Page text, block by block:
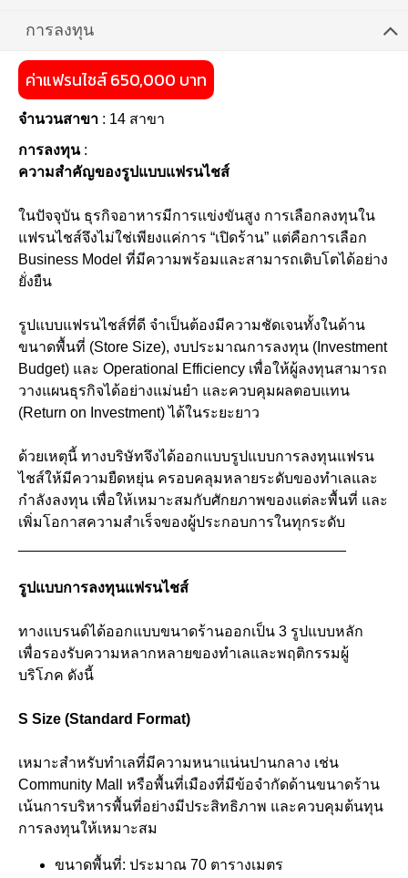
การลงทุน
ค่าแฟรนไชส์ 650,000 บาท
จำนวนสาขา : 14 สาขา
การลงทุน:
ความสำคัญของรูปแบบแฟรนไชส์
ในปัจจุบัน ธุรกิจอาหารมีการแข่งขันสูง การเลือกลงทุนใน
แฟรนไชส์จึงไม่ใช่เพียงแค่การ “เปิดร้าน” แต่คือการเลือก
Business Model ที่มีความพร้อมและสามารถเติบโตได้อย่าง
ยั่งยืน
รูปแบบแฟรนไชส์ที่ดี จำเป็นต้องมีความชัดเจนทั้งในด้าน
ขนาดพื้นที่ (Store Size), งบประมาณการลงทุน (Investment
Budget) และ Operational Efficiency เพื่อให้ผู้ลงทุนสามารถ
วางแผนธุรกิจได้อย่างแม่นยำ และควบคุมผลตอบแทน
(Return on Investment) ได้ในระยะยาว
ด้วยเหตุนี้ ทางบริษัทจึงได้ออกแบบรูปแบบการลงทุนแฟรน
ไชส์ให้มีความยืดหยุ่น ครอบคลุมหลายระดับของทำเลและ
กำลังลงทุน เพื่อให้เหมาะสมกับศักยภาพของแต่ละพื้นที่ และ
เพิ่มโอกาสความสำเร็จของผู้ประกอบการในทุกระดับ
รูปแบบการลงทุนแฟรนไชส์
ทางแบรนด์ได้ออกแบบขนาดร้านออกเป็น 3 รูปแบบหลัก
เพื่อรองรับความหลากหลายของทำเลและพฤติกรรมผู้
บริโภค ดังนี้
S Size (Standard Format)
เหมาะสำหรับทำเลที่มีความหนาแน่นปานกลาง เช่น
Community Mall หรือพื้นที่เมืองที่มีข้อจำกัดด้านขนาดร้าน
เน้นการบริหารพื้นที่อย่างมีประสิทธิภาพ และควบคุมต้นทุน
การลงทุนให้เหมาะสม
ขนาดพื้นที่: ประมาณ 70 ตารางเมตร